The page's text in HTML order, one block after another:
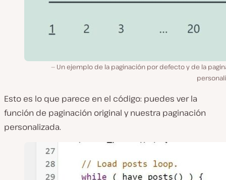
Un ejemplo de la paginación por defecto y de la
Esto es lo que parece en el código: puedes ver la
función de paginación original y nuestra paginación
personalizada.